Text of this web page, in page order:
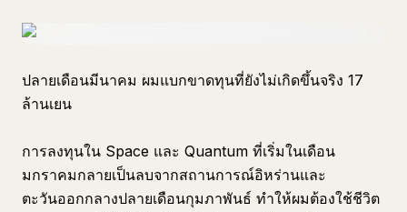
ปลายเดือนมีนาคม ผมแบกขาดทุนที่ยังไม่เกิดขึ้นจริง 17
ล้านเยน
การลงทุนใน Space และ Quantum ที่เริ่มในเดือน
มกราคมกลายเป็นลบจากสถานการณ์อิหร่านและ
ตะวันออกกลางปลายเดือนกุมภาพันธ์ ทำให้ผมต้องใช้ชีวิต